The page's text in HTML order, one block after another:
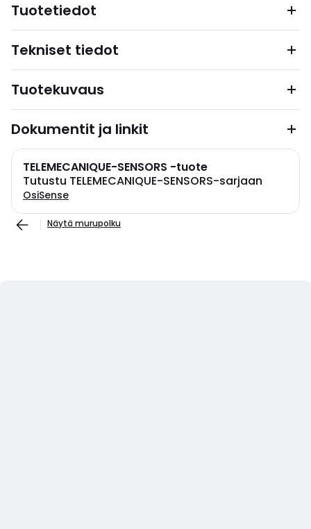
Tuotetiedot
Tekniset tiedot
Tuotekuvaus
Dokumentit ja linkit
TELEMECANIQUE-SENSORS -tuote
Tutustu TELEMECANIQUE-SENSORS-sarjaan
OsiSense
Näytä murupolku